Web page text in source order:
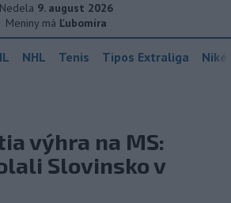
Nedela 9. august 2026
Meniny má Ľubomíra
NHL Tenis Tipos Extraliga
výhra na MS:
Slovinsko v